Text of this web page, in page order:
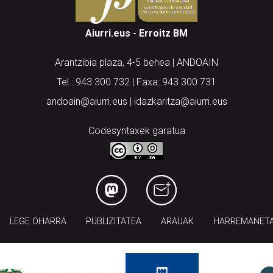
Aiurri.eus - Erroitz BM
Arantzibia plaza, 4-5 behea | ANDOAIN
Tel.: 943 300 732 | Faxa: 943 300 731
andoain@aiurri.eus | idazkaritza@aiurri.eus
Codesyntaxek garatua
LEGE OHARRA PUBLIZITATEA ARAUAK